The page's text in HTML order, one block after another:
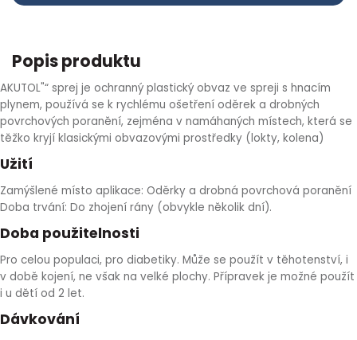
ČESNEK
ŠÍPEK
ŽENŠEN
DETOXIKAČNÍ OČISTA ORGANISMU
ŠTÍTNÁ ŽLÁZA
MACA
STRIE A CELULITIDA
PÉČE O POPRSÍ
OPALOVÁNÍ
Popis produktu
AKUTOL"“ sprej je ochranný plastický obvaz ve spreji s hnacím
plynem, používá se k rychlému ošetření oděrek a drobných
povrchových poranění, zejména v namáhaných místech, která se
těžko kryjí klasickými obvazovými prostředky (lokty, kolena)
Užití
Zamýšlené místo aplikace: Oděrky a drobná povrchová poranění
Doba trvání: Do zhojení rány (obvykle několik dní).
Doba použitelnosti
Pro celou populaci, pro diabetiky. Může se použít v těhotenství, i
v době kojení, ne však na velké plochy. Přípravek je možné použít
i u dětí od 2 let.
Dávkování